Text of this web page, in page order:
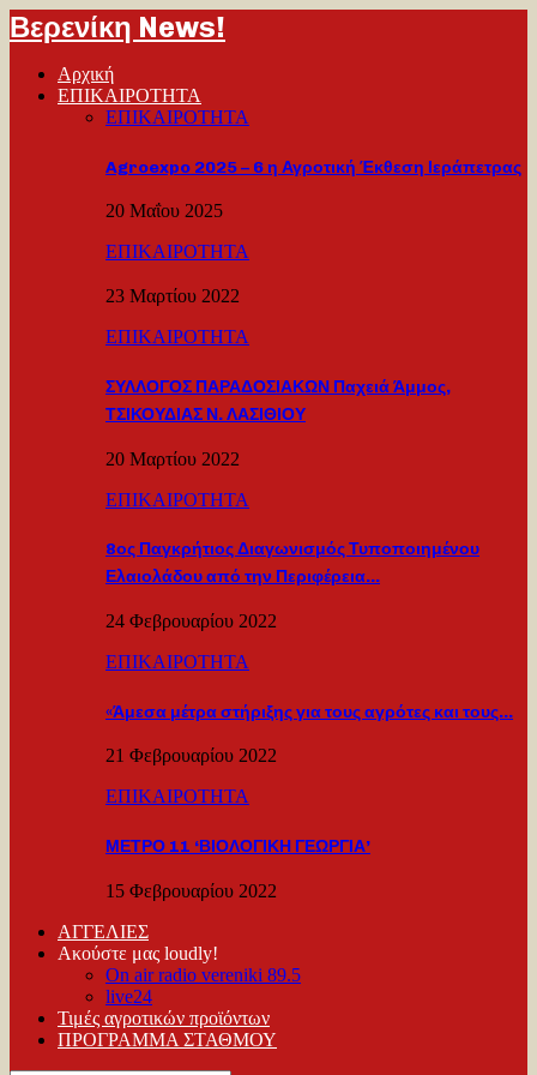
Βερενίκη News!
Αρχική
ΕΠΙΚΑΙΡΟΤΗΤΑ
ΕΠΙΚΑΙΡΟΤΗΤΑ
Agroexpo 2025 – 6 η Αγροτική Έκθεση Ιεράπετρας
20 Μαΐου 2025
ΕΠΙΚΑΙΡΟΤΗΤΑ
23 Μαρτίου 2022
ΕΠΙΚΑΙΡΟΤΗΤΑ
ΣΥΛΛΟΓΟΣ ΠΑΡΑΔΟΣΙΑΚΩΝ Παχειά Άμμος,
ΤΣΙΚΟΥΔΙΑΣ Ν. ΛΑΣΙΘΙΟΥ
20 Μαρτίου 2022
ΕΠΙΚΑΙΡΟΤΗΤΑ
8ος Παγκρήτιος Διαγωνισμός Τυποποιημένου
Ελαιολάδου από την Περιφέρεια…
24 Φεβρουαρίου 2022
ΕΠΙΚΑΙΡΟΤΗΤΑ
«Άμεσα μέτρα στήριξης για τους αγρότες και τους…
21 Φεβρουαρίου 2022
ΕΠΙΚΑΙΡΟΤΗΤΑ
ΜΕΤΡΟ 11 ‘ΒΙΟΛΟΓΙΚΗ ΓΕΩΡΓΙΑ’
15 Φεβρουαρίου 2022
ΑΓΓΕΛΙΕΣ
Ακούστε μας loudly!
On air radio vereniki 89.5
live24
Τιμές αγροτικών προϊόντων
ΠΡΟΓΡΑΜΜΑ ΣΤΑΘΜΟΥ